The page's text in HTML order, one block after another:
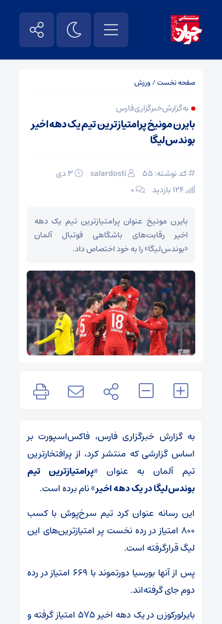
صفحه نخست/ ورزش
به گزارش خبرگزاری فارس
بایرن مونیخ پرامتیازترین تیم یک دهه اخیر
بوندس‌لیگا
کد نوشته: 55 salardosti
۰
بایرن مونیخ عنوان پرامتیازترین تیم یک دهه
اخیر رقابت‌های باشگاهی فوتبال آلمان
«بوندس‌لیگا» را به خود اختصاص داد.
به گزارش خبرگزاری فارس، فاکس‌اسپورت بر
اساس گزارشی که منتشر کرد، از پرافتخارترین
تیم آلمان به عنوان «پرامتیازترین تیم
بوندس‌لیگا در یک دهه اخیر» نام برده است.
این رسانه عنوان کرد تیم سرخ‌پوش با کسب
۸۰۰ امتیاز در رده نخست پر امتیازترین‌های این
لیگ قرارگرفته است.
پس از آنها بورسیا دورتموند با ۶۶۹ امتیاز در رده
دوم جای گرفته‌‌اند.
بایرلورکوزن در یک دهه اخیر ۵۷۵ امتیاز گرفته و